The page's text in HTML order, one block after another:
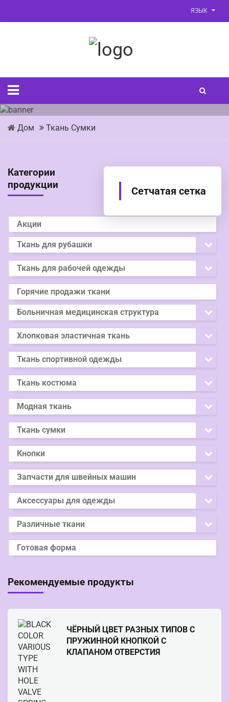
ЯЗЫК
Дом Ткань Сумки
Сетчатая сетка
Категории
продукции
Акции
Ткань для рубашки
Ткань для рабочей одежды
Горячие продажи ткани
Больничная медицинская структура
Хлопковая эластичная ткань
Ткань спортивной одежды
Ткань костюма
Модная ткань
Ткань сумки
Кнопки
Запчасти для швейных машин
Аксессуары для одежды
Различные ткани
Готовая форма
Рекомендуемые продукты
ЧЁРНЫЙ ЦВЕТ РАЗНЫХ ТИПОВ С
ПРУЖИННОЙ КНОПКОЙ С
КЛАПАНОМ ОТВЕРСТИЯ